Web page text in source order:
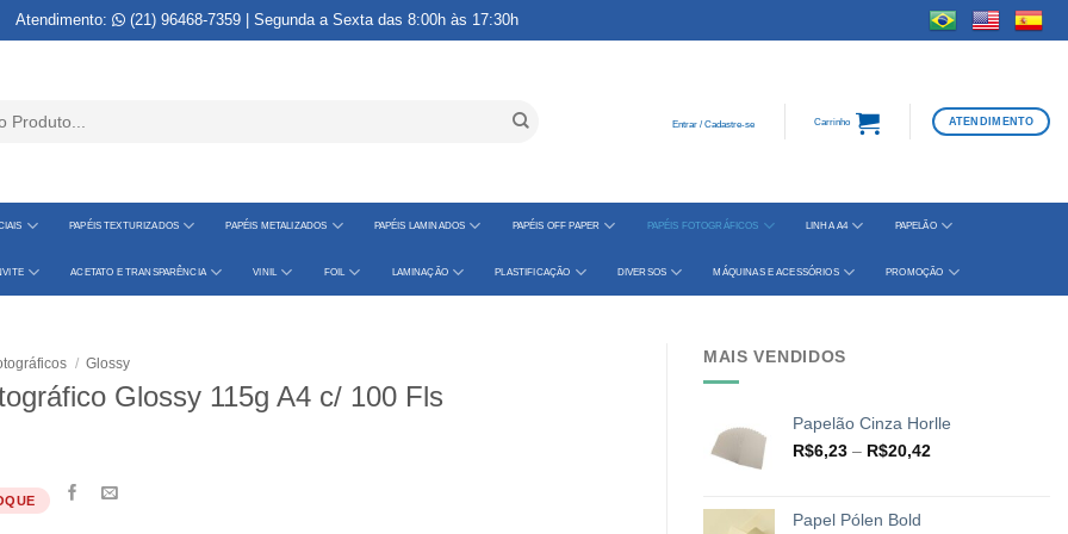
Atendimento: (21) 96468-7359 | Segunda a Sexta das 8:00h às 17:30h
Entrar / Cadastre-se Carrinho ATENDIMENTO
PAPÉIS TEXTURIZADOS PAPÉIS METALIZADOS PAPÉIS LAMINADOS PAPÉIS OFF PAPER PAPÉIS FOTOGRÁFICOS LINHA A4 PAPELÃO
ACETATO E TRANSPARÊNCIA VINIL FOIL LAMINAÇÃO PLASTIFICAÇÃO DIVERSOS MÁQUINAS E ACESSÓRIOS PROMOÇÃO
/ Glossy
Glossy 115g A4 c/ 100 Fls
MAIS VENDIDOS
Papelão Cinza Horlle
R$6,23 – R$20,42
Papel Pólen Bold